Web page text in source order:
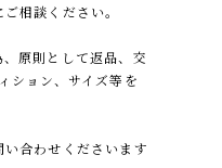
相談ください。
原則として返品、交
ション、サイズ等を
合わせくださいます